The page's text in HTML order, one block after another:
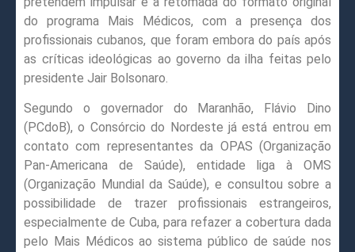
do programa Mais Médicos, com a presença dos
profissionais cubanos, que foram embora do país após
as críticas ideológicas ao governo da ilha feitas pelo
presidente Jair Bolsonaro.
Segundo o governador do Maranhão, Flávio Dino
(PCdoB), o Consórcio do Nordeste já está entrou em
contato com representantes da OPAS (Organização
Pan-Americana de Saúde), entidade liga à OMS
(Organização Mundial da Saúde), e consultou sobre a
possibilidade de trazer profissionais estrangeiros,
especialmente de Cuba, para refazer a cobertura dada
pelo Mais Médicos ao sistema público de saúde nos